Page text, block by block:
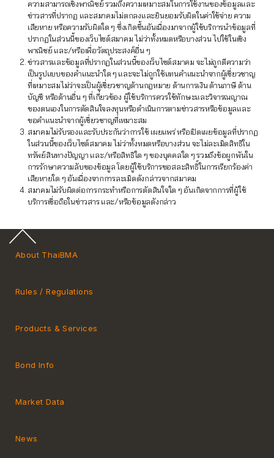
ความสามารถเชิงพาณิชย์ รวมถึงความเหมาะสมในการใช้งานของข้อมูลและ
ข่าวสารที่ปรากฏ และสมาคมไม่ตกลงและยินยอมรับผิดในค่าใช้จ่าย ความ
เสียหาย หรือความรับผิดใด ๆ ซึ่งเกิดขึ้นอันเนื่องมาจากผู้ใช้บริการนำข้อมูลที่
ปรากฏในส่วนนี้ของเว็บไซต์สมาคม ไม่ว่าทั้งหมดหรือบางส่วน ไปใช้ในเชิง
พาณิชย์ และ/หรือเพื่อวัตถุประสงค์อื่น ๆ
ข่าวสารและข้อมูลที่ปรากฏในส่วนนี้ของเว็บไซต์สมาคม จะไม่ถูกตีความว่า
เป็นรูปแบบของคำแนะนำใด ๆ และจะไม่ถูกใช้แทนคำแนะนำจากผู้เชี่ยวชาญ
ที่เหมาะสมไม่ว่าจะเป็นผู้เชี่ยวชาญด้านกฎหมาย ด้านการเงิน ด้านภาษี ด้าน
บัญชี หรือด้านอื่น ๆ ที่เกี่ยวข้อง ผู้ใช้บริการควรใช้ทักษะและวิจารณญาณ
ของตนเองในการตัดสินใจลงทุนหรือดำเนินการตามข่าวสารหรือข้อมูลและ
ขอคำแนะนำจากผู้เชี่ยวชาญที่เหมาะสม
สมาคมไม่รับรองและรับประกันว่าการใช้ เผยแพร่ หรือเปิดเผยข้อมูลที่ปรากฏ
ในส่วนนี้ของเว็บไซต์สมาคม ไม่ว่าทั้งหมดหรือบางส่วน จะไม่ละเมิดสิทธิใน
ทรัพย์สินทางปัญญา และ/หรือสิทธิใด ๆ ของบุคคลใด ๆ รวมถึงข้อผูกพันใน
การรักษาความลับของข้อมูล โดยผู้ใช้บริการขอสละสิทธิ์ในการเรียกร้องค่า
เสียหายใด ๆ อันเนื่องจากการละเมิดดังกล่าวจากสมาคม
สมาคมไม่รับผิดต่อการกระทำหรือการตัดสินใจใด ๆ อันเกิดจากการที่ผู้ใช้
บริการเชื่อถือในข่าวสาร และ/หรือข้อมูลดังกล่าว
About ThaiBMA
Rules / Regulations
Market Convention
Products & Services
Bond Info
Market Data
Yield Curve
News